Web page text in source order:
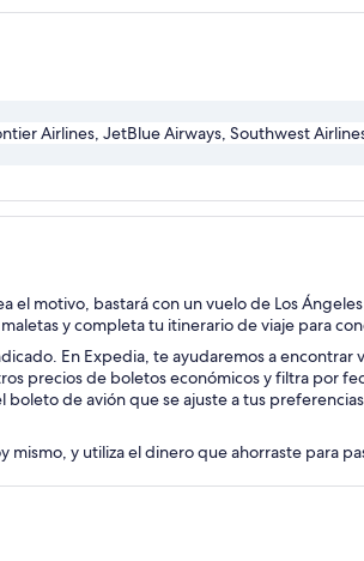
Airlines, JetBlue Airways, Southwest
motivo, bastará con un vuelo de Los
y completa tu itinerario de viaje para
En Expedia, te ayudaremos a encontrar
precios de boletos económicos y filtra por
de avión que se ajuste a tus
mismo, y utiliza el dinero que ahorraste para